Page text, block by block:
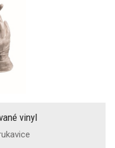
vinyl